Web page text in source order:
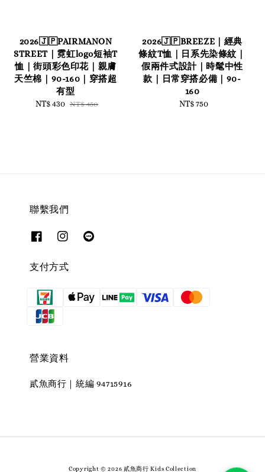
2026🇯🇵PAIRMANON
STREET｜霓虹logo短袖T
恤｜街頭彩色印花｜親膚
天竺棉｜90-160｜穿搭超
有型
Sale
NT$ 430 Regular
NT$ 450
2026🇯🇵BREEZE｜經典
條紋T恤｜日系先染條紋｜
假兩件式設計｜時髦中性
款｜日常穿搭必備｜90-
160
Regular
NT$ 750
聯繫我們
支付方式
營業資料
貳魚商行｜統編 94715916
Copyright © 2026 貳魚商行 Kids Collection